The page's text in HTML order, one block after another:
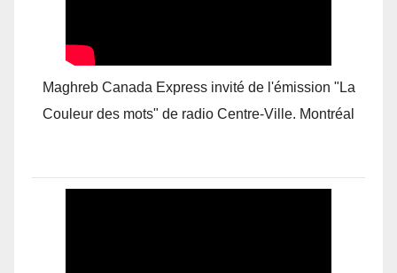
Maghreb Canada Express invité de l'émission "La
Couleur des mots" de radio Centre-Ville. Montréal